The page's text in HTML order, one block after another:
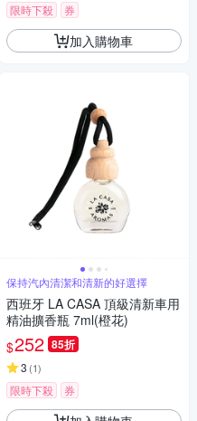
限時下殺 券
加入購物車
保持汽內清潔和清新的好選擇
西班牙 LA CASA 頂級清新車用
精油擴香瓶 7ml(橙花)
$252 85折
3 (1)
限時下殺 券